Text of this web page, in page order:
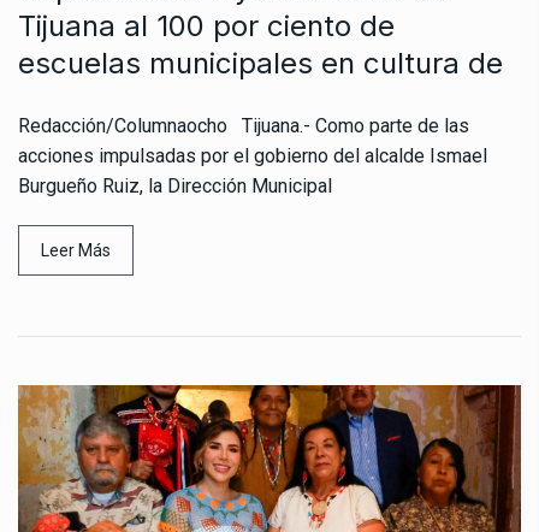
Tijuana al 100 por ciento de
escuelas municipales en cultura de
Redacción/Columnaocho Tijuana.- Como parte de las
acciones impulsadas por el gobierno del alcalde Ismael
Burgueño Ruiz, la Dirección Municipal
Leer Más